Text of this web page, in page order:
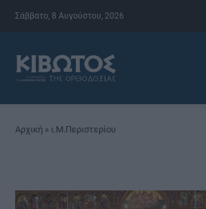
Σάββατο, 8 Αυγούστου, 2026
Αρχική » ι.Μ.Περιστερίου